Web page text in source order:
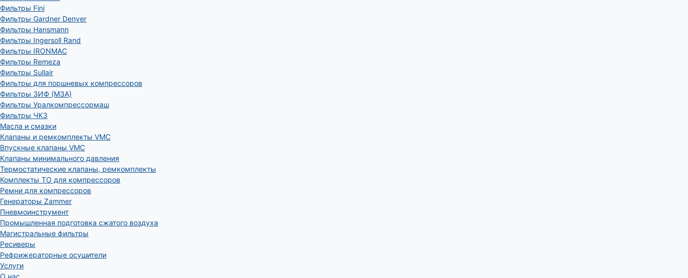
Фильтры Fini
Фильтры Gardner Denver
Фильтры Hansmann
Фильтры Ingersoll Rand
Фильтры IRONMAC
Фильтры Remeza
Фильтры Sullair
Фильтры для поршневых компрессоров
Фильтры ЗИФ (МЗА)
Фильтры Уралкомпрессормаш
Фильтры ЧКЗ
Масла и смазки
Клапаны и ремкомплекты VMC
Впускные клапаны VMC
Клапаны минимального давления
Термостатические клапаны, ремкомплекты
Комплекты ТО для компрессоров
Ремни для компрессоров
Генераторы Zammer
Пневмоинструмент
Промышленная подготовка сжатого воздуха
Магистральные фильтры
Ресиверы
Рефрижераторные осушители
Услуги
О нас